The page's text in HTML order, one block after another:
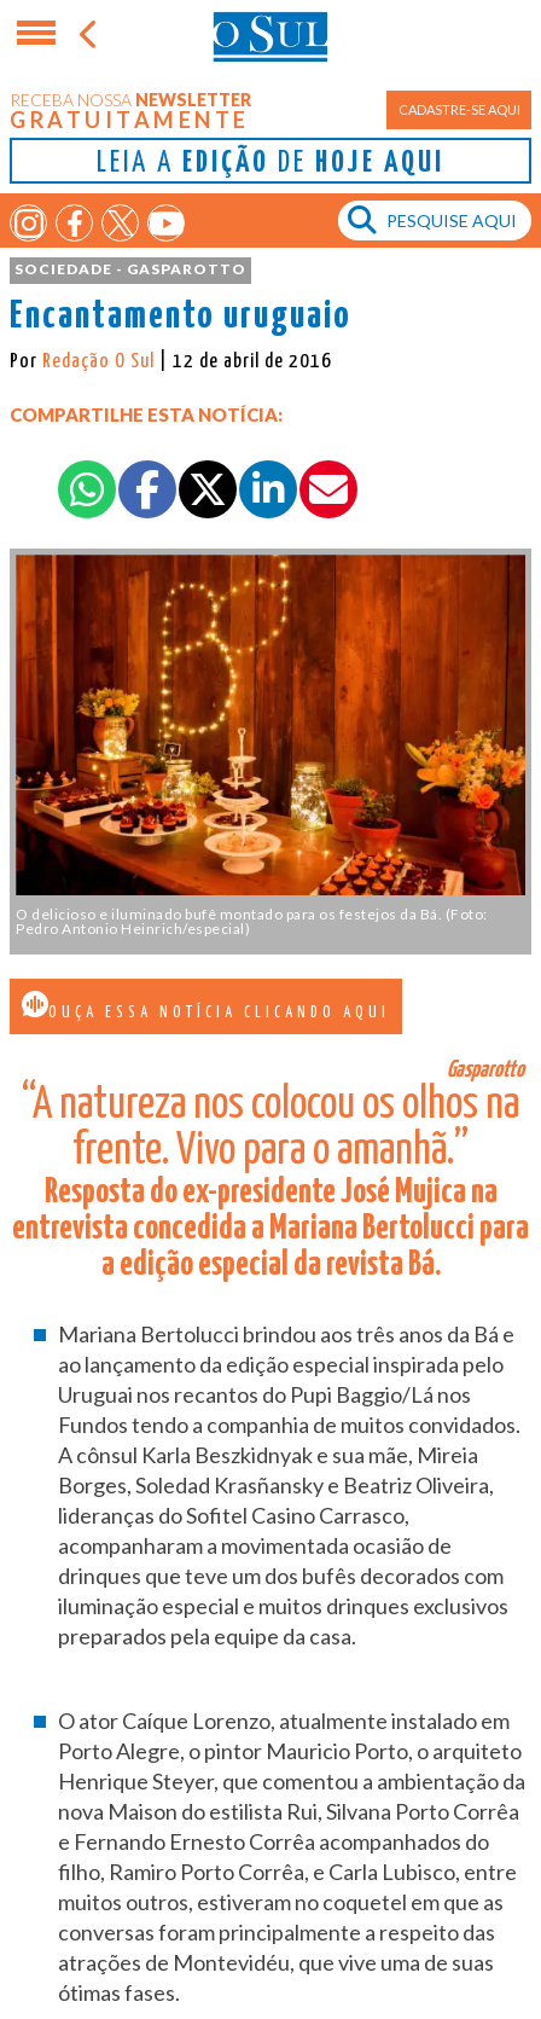
RECEBA NOSSA NEWSLETTER
GRATUITAMENTE CADASTRE-SE AQUI
LEIA A EDIÇÃO DE HOJE AQUI
SOCIEDADE - GASPAROTTO
Encantamento uruguaio
Por Redação O Sul | 12 de abril de 2016
COMPARTILHE ESTA NOTÍCIA:
O delicioso e iluminado bufê montado para os festejos da Bá. (Foto:
Pedro Antonio Heinrich/especial)
OUÇA ESSA NOTÍCIA CLICANDO AQUI
Gasparotto
“A natureza nos colocou os olhos na
frente. Vivo para o amanhã.”
Resposta do ex-presidente José Mujica na
entrevista concedida a Mariana Bertolucci para
a edição especial da revista Bá.
Mariana Bertolucci brindou aos três anos da Bá e
ao lançamento da edição especial inspirada pelo
Uruguai nos recantos do Pupi Baggio/Lá nos
Fundos tendo a companhia de muitos convidados.
A cônsul Karla Beszkidnyak e sua mãe, Mireia
Borges, Soledad Krasñansky e Beatriz Oliveira,
lideranças do Sofitel Casino Carrasco,
acompanharam a movimentada ocasião de
drinques que teve um dos bufês decorados com
iluminação especial e muitos drinques exclusivos
preparados pela equipe da casa.
O ator Caíque Lorenzo, atualmente instalado em
Porto Alegre, o pintor Mauricio Porto, o arquiteto
Henrique Steyer, que comentou a ambientação da
nova Maison do estilista Rui, Silvana Porto Corrêa
e Fernando Ernesto Corrêa acompanhados do
filho, Ramiro Porto Corrêa, e Carla Lubisco, entre
muitos outros, estiveram no coquetel em que as
conversas foram principalmente a respeito das
atrações de Montevidéu, que vive uma de suas
ótimas fases.